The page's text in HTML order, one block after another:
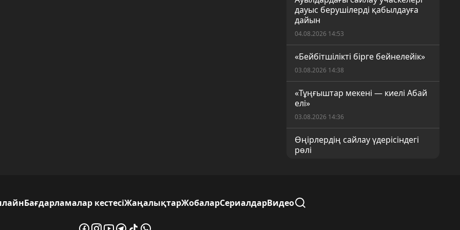
дауыс берушілерді қабылдауға
дайын
04.08.2026 14:53
«Бейбітшілікті бірге бейнелейік»
03.08.2026 14:38
«Тұңғыштар мекені — киелі Абай
елі»
03.08.2026 14:36
Өңірлердің сайлау үдерісіндегі
рөлі
күшейеді
31.07.2026 15:35
Бағдарламалар кестесіЖаңалықтарЖобаларСериалдарВидео